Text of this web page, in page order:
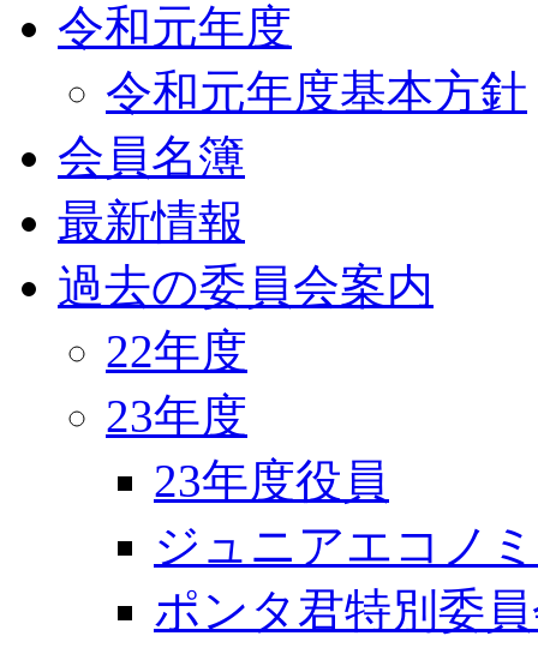
令和元年度
令和元年度基本方針
会員名簿
最新情報
過去の委員会案内
22年度
23年度
23年度役員
ジュニアエコノ
ポンタ君特別委